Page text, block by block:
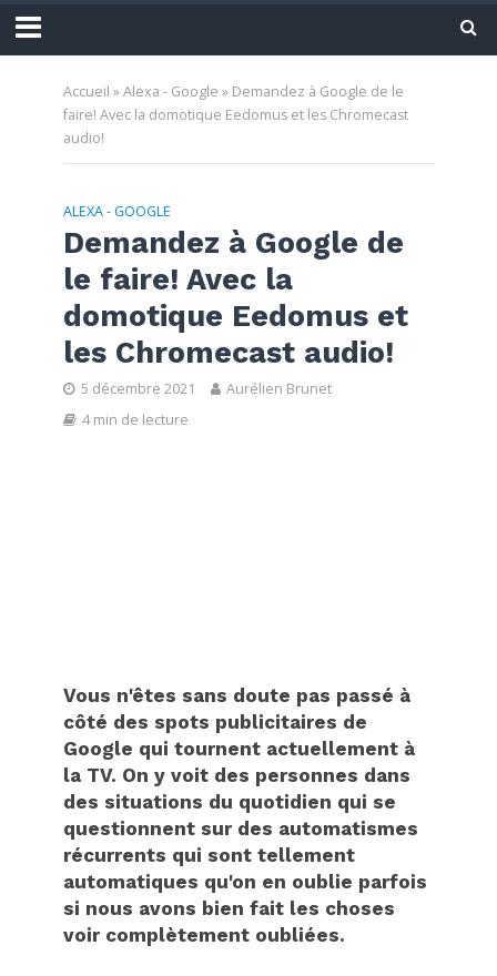
Accueil »Alexa - Google » Demandez à Google de le
faire! Avec la domotique Eedomus et les Chromecast
audio!
ALEXA - GOOGLE
Demandez à Google de
le faire! Avec la
domotique Eedomus et
les Chromecast audio!
5 décembre 2021
Aurélien Brunet
4 min de lecture
Vous n'êtes sans doute pas passé à
côté des spots publicitaires de
Google qui tournent actuellement à
la TV. On y voit des personnes dans
des situations du quotidien qui se
questionnent sur des automatismes
récurrents qui sont tellement
automatiques qu'on en oublie parfois
si nous avons bien fait les choses
voir complètement oubliées.